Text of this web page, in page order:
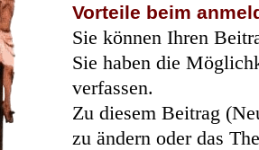
Vorteile beim
Sie können Ihren
Sie haben die
verfassen.
Zu diesem Beitrag
zu ändern oder das